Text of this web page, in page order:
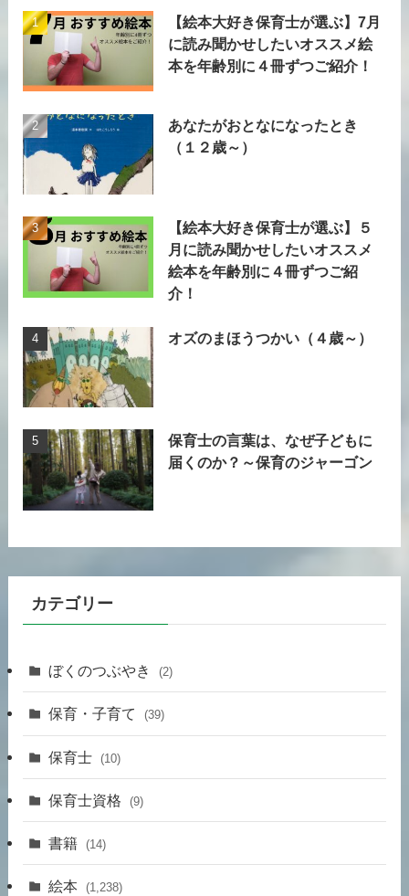
【絵本大好き保育士が選ぶ】7月
に読み聞かせしたいオススメ絵
本を年齢別に４冊ずつご紹介！
あなたがおとなになったとき
（１２歳～）
【絵本大好き保育士が選ぶ】５
月に読み聞かせしたいオススメ
絵本を年齢別に４冊ずつご紹
介！
オズのまほうつかい（４歳～）
保育士の言葉は、なぜ子どもに
届くのか？～保育のジャーゴン
カテゴリー
ぼくのつぶやき (2)
保育・子育て (39)
保育士 (10)
保育士資格 (9)
書籍 (14)
絵本 (1,238)